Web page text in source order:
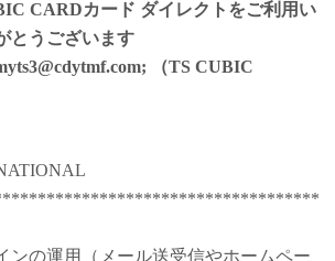
CARDカード ダイレクトをご利用い
とうございます
（TS CUBIC
の運用（メール送受信やホームペー